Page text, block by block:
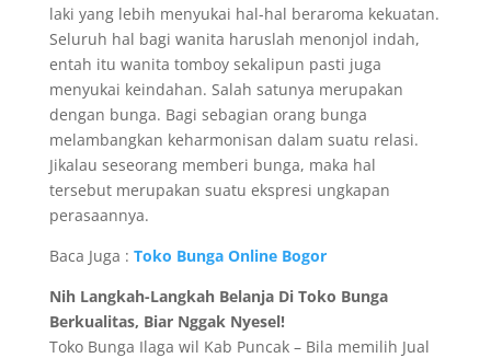
laki yang lebih menyukai hal-hal beraroma kekuatan.
Seluruh hal bagi wanita haruslah menonjol indah,
entah itu wanita tomboy sekalipun pasti juga
menyukai keindahan. Salah satunya merupakan
dengan bunga. Bagi sebagian orang bunga
melambangkan keharmonisan dalam suatu relasi.
Jikalau seseorang memberi bunga, maka hal
tersebut merupakan suatu ekspresi ungkapan
perasaannya.
Baca Juga : Toko Bunga Online Bogor
Nih Langkah-Langkah Belanja Di Toko Bunga
Berkualitas, Biar Nggak Nyesel!
Toko Bunga Ilaga wil Kab Puncak – Bila memilih Jual